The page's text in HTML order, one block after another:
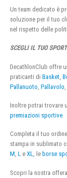
Un team dedicato è
soluzione per il tuo
nel rispetto delle
SCEGLI IL TUO
DecathlonClub offre
praticanti di Basket
Pallanuoto Pallavolo
Inoltre potrai trovare
premiazioni sportive
Completa il tuo
stampa in sublimato
M, L e XL, le borse
Scopri la nostra